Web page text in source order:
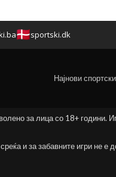
sportski.dk
Најнови
за лица со 18+ години.
и за забавните игри не